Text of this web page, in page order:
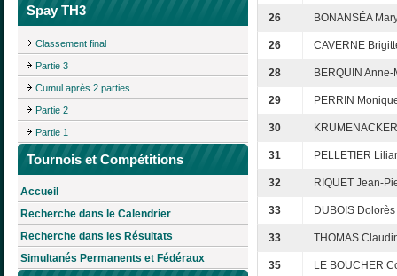
Spay TH3
Classement final
Partie 3
Cumul après 2 parties
Partie 2
Partie 1
Tournois et Compétitions
Accueil
Recherche dans le Calendrier
Recherche dans les Résultats
Simultanés Permanents et Fédéraux
26 BONANSÉA
26 CAVERNE
28 BERQUIN Anne-
29 PERRIN
30
31 PELLETIER
32 RIQUET Jean-
33 DUBOIS Dolorès
33 THOMAS
35 LE BOUCHER